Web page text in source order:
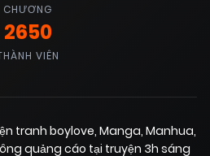
CHƯƠNG
2650
VIÊN
tranh boylove, Manga, Manhua,
quảng cáo tại truyện 3h sáng